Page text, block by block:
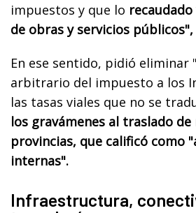
impuestos y que lo
de obras y servicios
En ese sentido, pidió eliminar
arbitrario del impuesto a los
las tasas viales que no se
los gravámenes al traslado
provincias, que calificó como
internas".
Infraestructura,